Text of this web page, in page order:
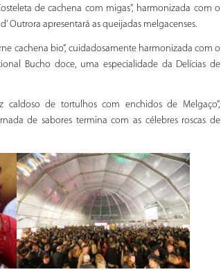
de cachena com migas”, harmonizada com o
Outrora apresentará as queijadas melgacenses.
cachena bio”, cuidadosamente harmonizada com o
Bucho doce, uma especialidade da Delícias de
caldoso de tortulhos com enchidos de Melgaço”,
de sabores termina com as célebres roscas de